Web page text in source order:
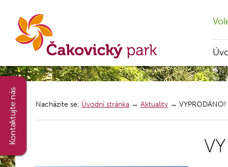
Nacházíte se: Úvodní stránka → Aktuality → VYPRODÁNO!